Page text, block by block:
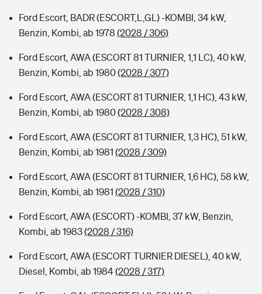
Ford Escort, BADR (ESCORT,L,GL) -KOMBI, 34 kW,
Benzin, Kombi, ab 1978 (2028 / 306)
Ford Escort, AWA (ESCORT 81 TURNIER, 1,1 LC), 40 kW,
Benzin, Kombi, ab 1980(2028 / 307)
Ford Escort, AWA (ESCORT 81 TURNIER, 1,1 HC), 43 kW,
Benzin, Kombi, ab 1980(2028 / 308)
Ford Escort, AWA (ESCORT 81 TURNIER, 1,3 HC), 51 kW,
Benzin, Kombi, ab 1981 (2028 / 309)
Ford Escort, AWA (ESCORT 81 TURNIER, 1,6 HC), 58 kW,
Benzin, Kombi, ab 1981 (2028 / 310)
Ford Escort, AWA (ESCORT) -KOMBI, 37 kW, Benzin,
Kombi, ab 1983(2028 / 316)
Ford Escort, AWA (ESCORT TURNIER DIESEL), 40 kW,
Diesel, Kombi, ab 1984(2028 / 317)